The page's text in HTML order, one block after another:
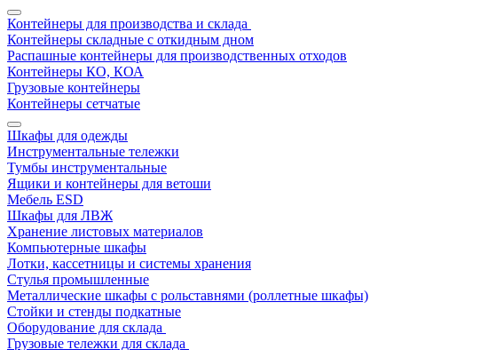
Контейнеры для производства и склада
Контейнеры складные с откидным дном
Распашные контейнеры для производственных отходов
Контейнеры КО, КОА
Грузовые контейнеры
Контейнеры сетчатые
Шкафы для одежды
Инструментальные тележки
Тумбы инструментальные
Ящики и контейнеры для ветоши
Мебель ESD
Шкафы для ЛВЖ
Хранение листовых материалов
Компьютерные шкафы
Лотки, кассетницы и системы хранения
Стулья промышленные
Металлические шкафы с рольставнями (роллетные шкафы)
Стойки и стенды подкатные
Оборудование для склада
Грузовые тележки для склада